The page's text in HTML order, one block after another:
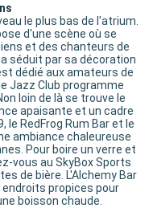
le plus bas de l'atrium.
d'une scène où se
et des chanteurs de
séduit par sa décoration
dédié aux amateurs de
Jazz Club programme
loin de là se trouve le
apaisante et un cadre
le RedFrog Rum Bar et le
ambiance chaleureuse
Pour boire un verre et
vous au SkyBox Sports
de bière. L'Alchemy Bar
propices pour
boisson chaude.